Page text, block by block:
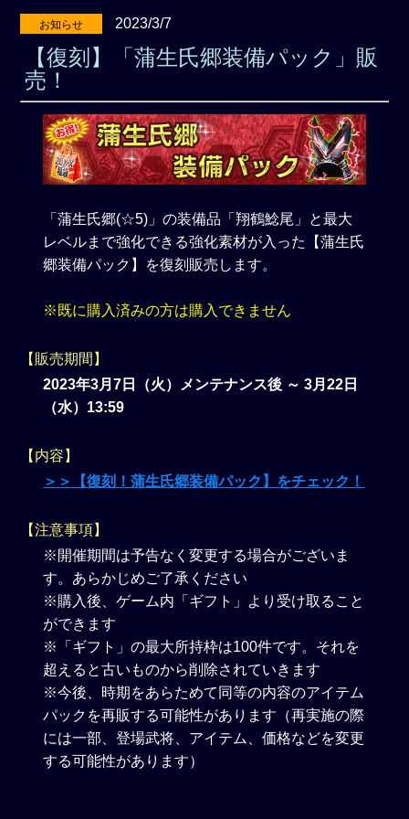
お知らせ 2023/3/7
【復刻】「蒲生氏郷装備パック」販
売！
「蒲生氏郷(☆5)」の装備品「翔鶴鯰尾」と最大
レベルまで強化できる強化素材が入った【蒲生氏
郷装備パック】を復刻販売します。
※既に購入済みの方は購入できません
【販売期間】
2023年3月7日（火）メンテナンス後 ～ 3月22日
（水）13:59
【内容】
＞＞【復刻！蒲生氏郷装備パック】をチェック！
【注意事項】
※開催期間は予告なく変更する場合がございま
す。あらかじめご了承ください
※購入後、ゲーム内「ギフト」より受け取ること
ができます
※「ギフト」の最大所持枠は100件です。それを
超えると古いものから削除されていきます
※今後、時期をあらためて同等の内容のアイテム
パックを再販する可能性があります（再実施の際
には一部、登場武将、アイテム、価格などを変更
する可能性があります）